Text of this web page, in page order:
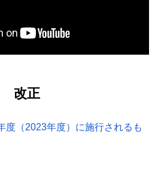
改正
度（2023年度）に施行されるも